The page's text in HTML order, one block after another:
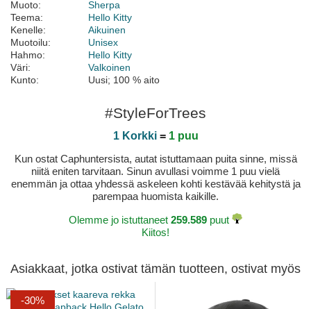
Muoto:
Sherpa
Teema:
Hello Kitty
Kenelle:
Aikuinen
Muotoilu:
Unisex
Hahmo:
Hello Kitty
Väri:
Valkoinen
Kunto:
Uusi; 100 % aito
#StyleForTrees
1 Korkki= 1 puu
Kun ostat Caphuntersista, autat istuttamaan puita sinne, missä
niitä eniten tarvitaan. Sinun avullasi voimme 1 puu vielä
enemmän ja ottaa yhdessä askeleen kohti kestävää kehitystä ja
parempaa huomista kaikille.
Olemme jo istuttaneet 259.589 puut
Kiitos!
Asiakkaat, jotka ostivat tämän tuotteen, ostivat myös
-30%